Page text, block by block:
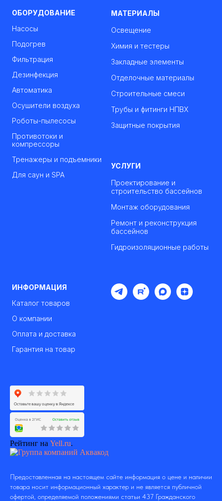
ОБОРУДОВАНИЕ
Насосы
Подогрев
Фильтрация
Дезинфекция
Автоматика
Осушители воздуха
Роботы-пылесосы
Противотоки и
компрессоры
Тренажеры и подъемники
Для саун и SPA
МАТЕРИАЛЫ
Освещение
Химия и тестеры
Закладные элементы
Отделочные материалы
Строительные смеси
Трубы и фитинги НПВХ
Защитные покрытия
УСЛУГИ
Проектирование и
строительство бассейнов
Монтаж оборудования
Ремонт и реконструкция
бассейнов
Гидроизоляционные работы
ИНФОРМАЦИЯ
Каталог товаров
О компании
Оплата и доставка
Гарантия на товар
Рейтинг на Yell.ru.
Предоставленная на настоящем сайте информация о цене и наличии
товара носит информационный характер и не является публичной
офертой, определяемой положениями статьи 437 Гражданского